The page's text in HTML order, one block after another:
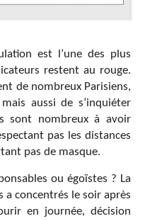
est l’une des plus
restent au rouge.
de nombreux Parisiens,
aussi de s’inquiéter
sont nombreux à avoir
pas les distances
pas de masque.
ou égoïstes ? La
a concentrés le soir après
en journée, décision